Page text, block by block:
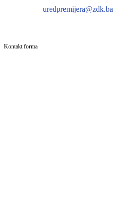
uredpremijera@zdk.ba
Kontakt forma